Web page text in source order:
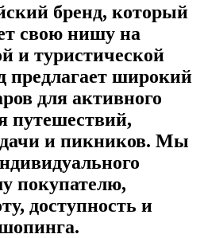
бренд, который
свою нишу на
и туристической
предлагает широкий
для активного
путешествий,
дачи и пикников. Мы
покупателю,
доступность и